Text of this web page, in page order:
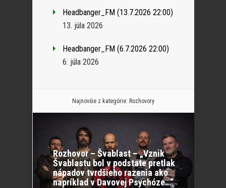
Headbanger_FM (13.7.2026 22:00)
13. júla 2026
Headbanger_FM (6.7.2026 22:00)
6. júla 2026
Najnovšie z kategórie: Rozhovory
Rozhovor – Švablast – „Vznik
Švablastu bol v podstate pretlak
nápadov tvrdšieho razenia ako
napríklad v Davovej Psychóze…“